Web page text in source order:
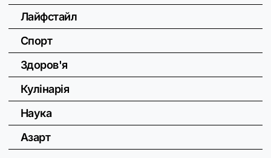
Лайфстайл
Спорт
Здоров'я
Кулінарія
Наука
Азарт